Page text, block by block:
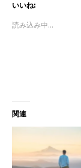
いいね:
読み込み中...
関連